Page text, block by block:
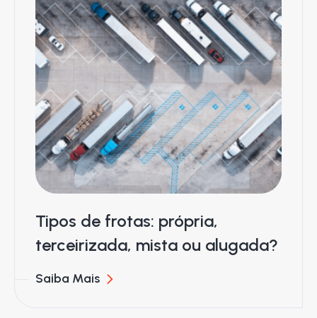
Tipos de frotas: própria,
terceirizada, mista ou alugada?
Saiba Mais